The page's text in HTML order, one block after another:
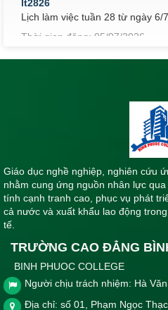
Lịch làm việc tuần 28 từ ngày 6/
Thời gian đăng: 05/07/2026
Lịch làm việc tuần 26 từ ngày
Thời gian đăng: 21/06/2026
lượt xem: 80 | lượt tải:57
Thời gian đăng: 14/06/2026
lt3026
Giáo dục nghề nghiệp, nghiên cứu
nhằm cung ứng nguồn nhân lực
tính cạnh tranh cao, phục vụ phát
cả nước và xuất khẩu lao động
tế.
TRƯỜNG CAO ĐẲNG
BINH PHUOC COLLEGE
Người chịu trách nhiệm: Hà
Địa chỉ: số 01, Phạm Ngọc